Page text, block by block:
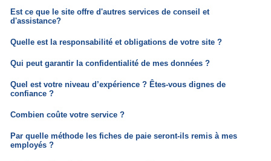
Est ce que le site offre d'autres services de conseil et
d'assistance?
Quelle est la responsabilité et obligations de votre site ?
Qui peut garantir la confidentialité de mes données ?
Quel est votre niveau d’expérience ? Êtes-vous dignes de
confiance ?
Combien coûte votre service ?
Par quelle méthode les fiches de paie seront-ils remis à mes
employés ?